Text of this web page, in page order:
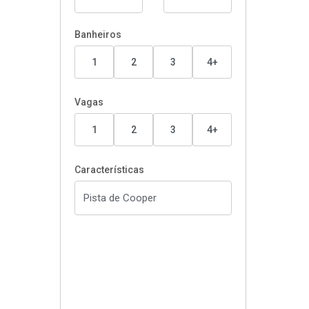
Banheiros
1 2 3 4+
Vagas
1 2 3 4+
Características